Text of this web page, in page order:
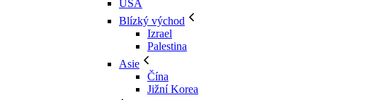
USA
Blízký východ
Izrael
Palestina
Asie
Čína
Jižní Korea